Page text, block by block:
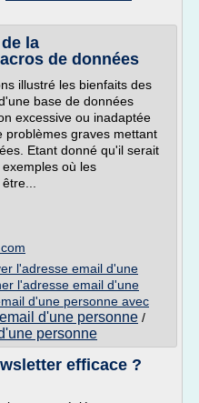
la
de données
illustré les bienfaits des
base de données
excessive ou inadaptée
problèmes graves mettant
Etant donné qu'il serait
où les
l'adresse email d'une
l'adresse email d'une
d'une personne avec
d'une personne /
personne
efficace ?